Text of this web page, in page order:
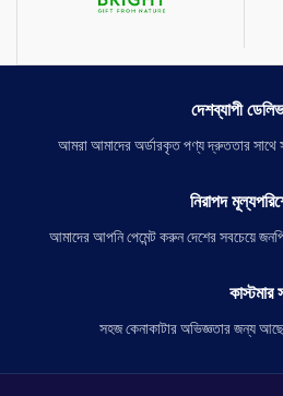
দেশব্যাপী
আমরা আমাদের অর্ডারকৃত পণ্য দ্রুততার সাথে
নিরাপদ
আমাদের আপনি পেমেন্ট করুন দেশের সবচেয়ে
কাস্টমার
সহজ কেনাকাটার অভিজ্ঞতার জন্য আছে